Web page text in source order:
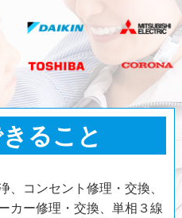
ること
コンセント修理・交換、
カー修理・交換、単相３線